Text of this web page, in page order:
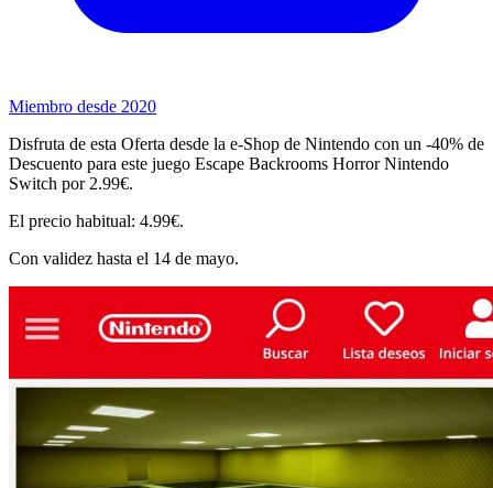
Miembro desde 2020
Disfruta de esta Oferta desde la e-Shop de Nintendo con un -40% de
Descuento para este juego Escape Backrooms Horror Nintendo
Switch por 2.99€.
El precio habitual: 4.99€.
Con validez hasta el 14 de mayo.